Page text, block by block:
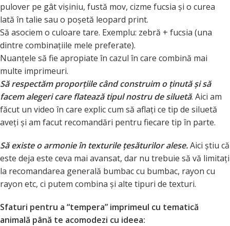
pulover pe gât vișiniu, fustă mov, cizme fucsia și o curea
lată în talie sau o poșetă leopard print.
Să asociem o culoare tare. Exemplu: zebră + fucsia (una
dintre combinațiile mele preferate).
Nuanțele să fie apropiate în cazul în care combină mai
multe imprimeuri.
Să respectăm proporțiile când construim o ținută și să
facem alegeri care flatează tipul nostru de siluetă. Aici am
făcut un video în care explic cum să aflați ce tip de siluetă
aveți și am facut recomandări pentru fiecare tip în parte.
Să existe o armonie în texturile țesăturilor alese.Aici știu că
este deja este ceva mai avansat, dar nu trebuie să vă limitați
la recomandarea generală bumbac cu bumbac, rayon cu
rayon etc, ci putem combina și alte tipuri de texturi.
Sfaturi pentru a “tempera” imprimeul cu tematică
animală până te acomodezi cu ideea: